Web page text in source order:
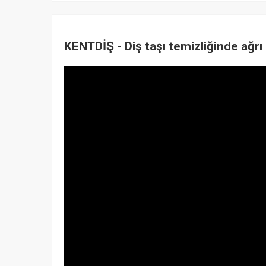
KENTDİŞ - Diş taşı temizliğinde